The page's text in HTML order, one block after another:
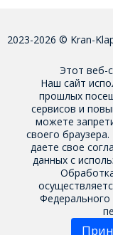
2023-2026 © Kran-
Этот веб-
Наш сайт
прошлых
сервисов и
можете
своего
даете свое
данных с